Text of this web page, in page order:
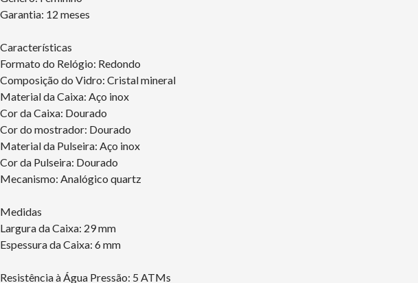
Garantia: 12 meses
Características
Formato do Relógio: Redondo
Composição do Vidro: Cristal mineral
Material da Caixa: Aço inox
Cor da Caixa: Dourado
Cor do mostrador: Dourado
Material da Pulseira: Aço inox
Cor da Pulseira: Dourado
Mecanismo: Analógico quartz
Medidas
Largura da Caixa: 29 mm
Espessura da Caixa: 6 mm
Resistência à Água Pressão: 5 ATMs